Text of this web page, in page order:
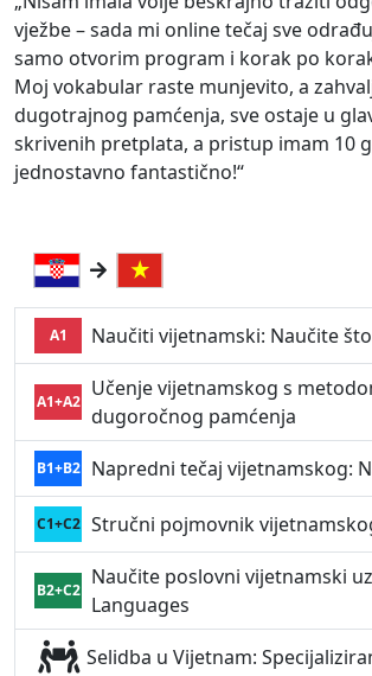
vježbe – sada mi online tečaj sve
samo otvorim program i korak po
Moj vokabular raste munjevito, a
dugotrajnog pamćenja, sve ostaje u
skrivenih pretplata, a pristup imam 10
jednostavno fantastično!“
A1 Naučiti vijetnamski: Naučite
A1+A2
Učenje vijetnamskog s
dugoročnog pamćenja
B1+B2 Napredni tečaj vijetnamskog:
C1+C2 Stručni pojmovnik
B2+C2
Naučite poslovni vijetnamski
Languages
Selidba u Vijetnam: